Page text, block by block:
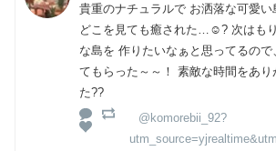
貴重のナチュラルで お洒落な可愛
どこを見ても癒された…☺️? 次はも
な島を 作りたいなぁと思ってるの
てもらった～～！ 素敵な時間をあり
た??
@komorebii_92?